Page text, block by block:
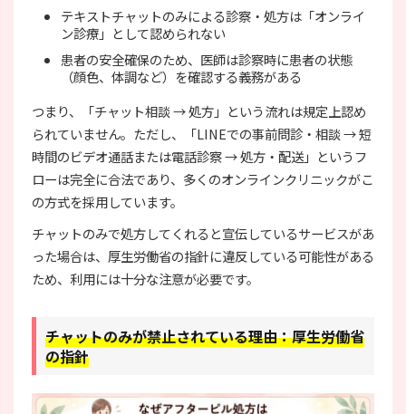
テキストチャットのみによる診察・処方は「オンライ
ン診療」として認められない
患者の安全確保のため、医師は診察時に患者の状態
（顔色、体調など）を確認する義務がある
つまり、「チャット相談 → 処方」という流れは規定上認め
られていません。ただし、「LINEでの事前問診・相談 → 短
時間のビデオ通話または電話診察 → 処方・配送」というフ
ローは完全に合法であり、多くのオンラインクリニックがこ
の方式を採用しています。
チャットのみで処方してくれると宣伝しているサービスがあ
った場合は、厚生労働省の指針に違反している可能性がある
ため、利用には十分な注意が必要です。
チャットのみが禁止されている理由：厚生労働省
の指針